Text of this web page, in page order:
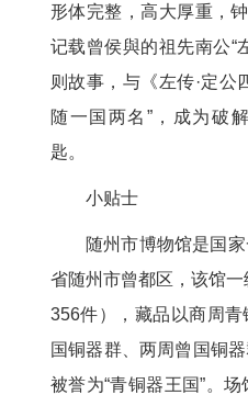
形体完整，高大厚重，
记载曾侯與的祖先南公“
则故事，与《左传·定公
随一国两名”，成为破
匙。
小贴士
随州市博物馆是国
省随州市曾都区，该馆
356件），藏品以商周
国铜器群、两周曾国铜
被誉为“青铜器王国”。